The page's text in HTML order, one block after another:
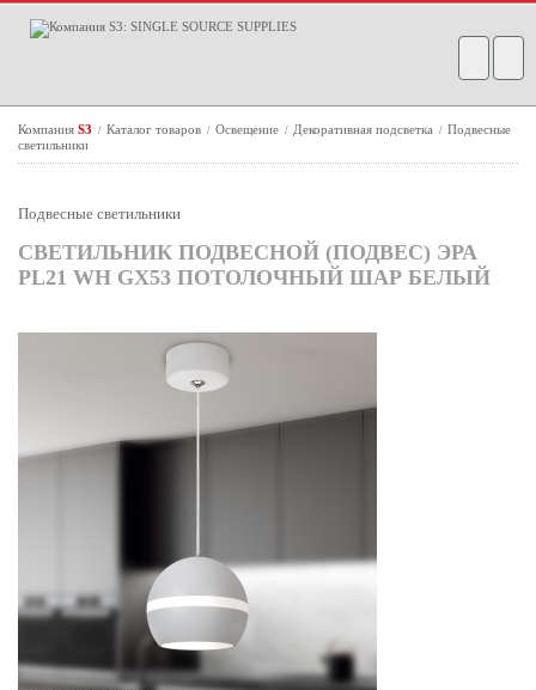
Компания S3 / Каталог товаров / Освещение / Декоративная подсветка / Подвесные
светильники
Подвесные светильники
СВЕТИЛЬНИК ПОДВЕСНОЙ (ПОДВЕС) ЭРА
PL21 WH GX53 ПОТОЛОЧНЫЙ ШАР БЕЛЫЙ